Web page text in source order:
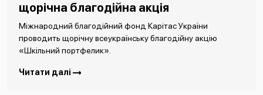
щорічна благодійна акція
Міжнародний благодійний фонд Карітас України
проводить щорічну всеукраїнську благодійну акцію
«Шкільний портфелик».
Читати далі